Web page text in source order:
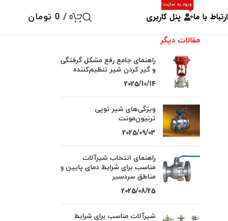
ارتباط با ما پنل کاربری
ورود به سایت
0
/
0 تومان
مقالات دیگر
راهنمای جامع رفع مشکل گرفتگی
و گیر کردن شیر تنظیم‌کننده
2025/10/14
ویژگی‌های شیر توپی
ترنیون‌مونت
2025/09/03
راهنمای انتخاب شیرآلات
مناسب برای شرایط دمای پایین و
مناطق سردسیر
2025/08/25
شیرآلات مناسب برای شرایط